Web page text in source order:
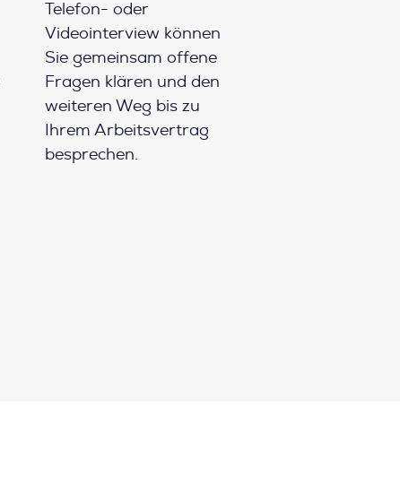
Telefon- oder
Videointerview können
Sie gemeinsam offene
Fragen klären und den
weiteren Weg bis zu
Ihrem Arbeitsvertrag
besprechen.